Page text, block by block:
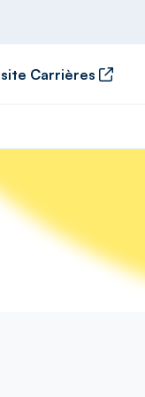
Carrières